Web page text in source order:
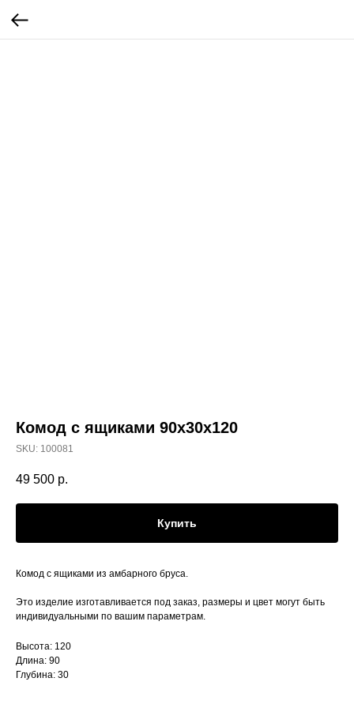
Комод с ящиками 90х30x120
SKU: 100081
49 500 р.
Купить
Комод с ящиками из амбарного бруса.
Это изделие изготавливается под заказ, размеры и цвет могут быть
индивидуальными по вашим параметрам.
Высота: 120
Длина: 90
Глубина: 30